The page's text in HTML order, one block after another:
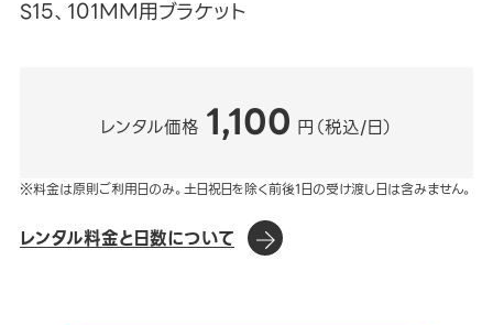
S15、101MM用ブラケット
レンタル価格 1,100 円（税込/日）
※料金は原則ご利用日のみ。土日祝日を除く前後1日の受け渡し日は含みません。
レンタル料金と日数について